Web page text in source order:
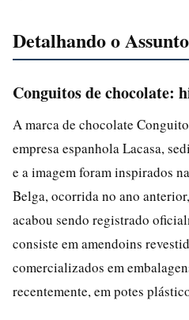
Detalhando o Assunto
Conguitos de chocolate:
A marca de chocolate
empresa espanhola Lacasa,
e a imagem foram inspirados
Belga, ocorrida no ano
acabou sendo registrado
consiste em amendoins
comercializados em
recentemente, em potes